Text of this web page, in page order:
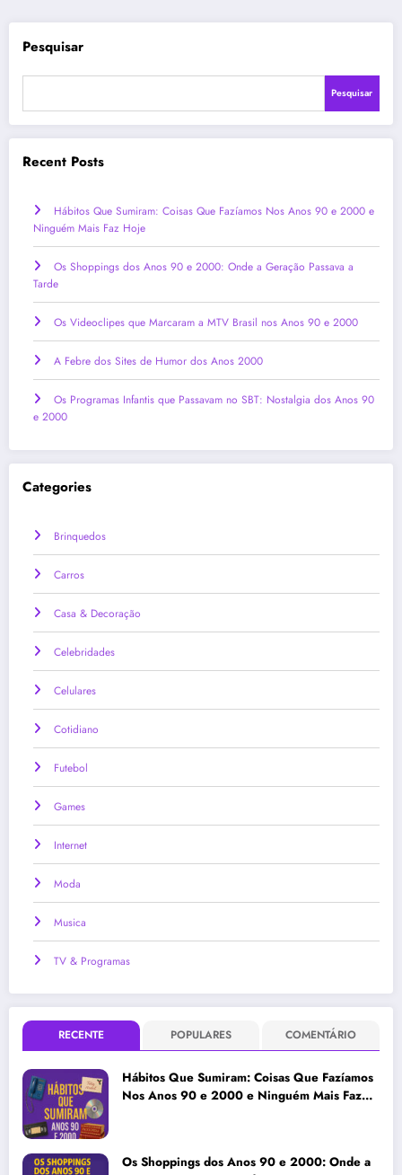
Pesquisar
Pesquisar
Recent Posts
Hábitos Que Sumiram: Coisas Que Fazíamos Nos Anos 90 e 2000 e
Ninguém Mais Faz Hoje
Os Shoppings dos Anos 90 e 2000: Onde a Geração Passava a
Tarde
Os Videoclipes que Marcaram a MTV Brasil nos Anos 90 e 2000
A Febre dos Sites de Humor dos Anos 2000
Os Programas Infantis que Passavam no SBT: Nostalgia dos Anos 90
e 2000
Categories
Brinquedos
Carros
Casa & Decoração
Celebridades
Celulares
Cotidiano
Futebol
Games
Internet
Moda
Musica
TV & Programas
RECENTE POPULARES COMENTÁRIO
Hábitos Que Sumiram: Coisas Que Fazíamos
Nos Anos 90 e 2000 e Ninguém Mais Faz
Os Shoppings dos Anos 90 e 2000: Onde a